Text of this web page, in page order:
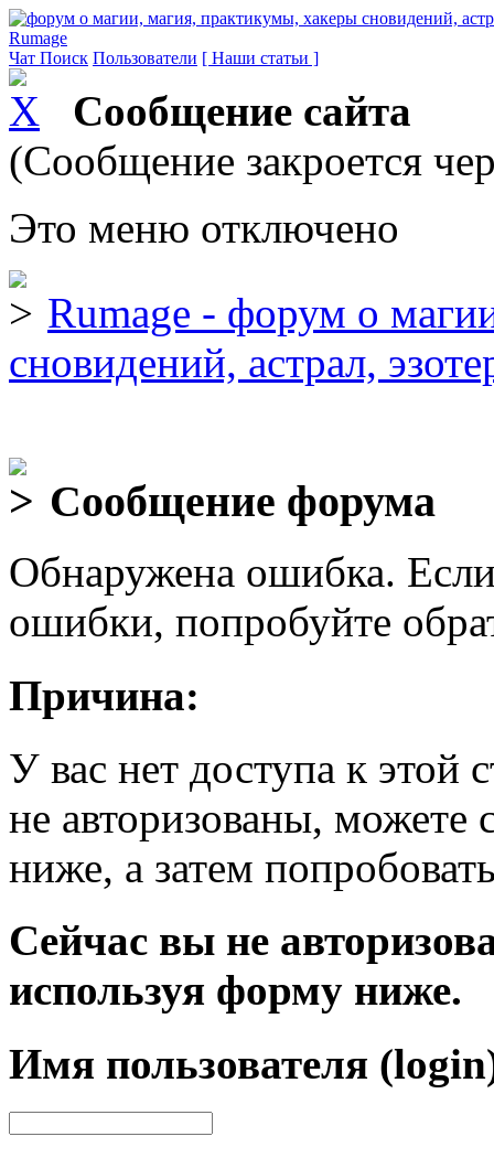
Rumage
Чат Поиск Пользователи [ Наши статьи ]
Сообщение сайта
(Сообщение закроется
Это меню отключено
Rumage - форум о
сновидений, астрал,
Сообщение форума
Обнаружена ошибка.
ошибки, попробуйте
Причина:
У вас нет доступа к
не авторизованы, можете
ниже, а затем
Сейчас вы не
используя форму ниже.
Имя пользователя